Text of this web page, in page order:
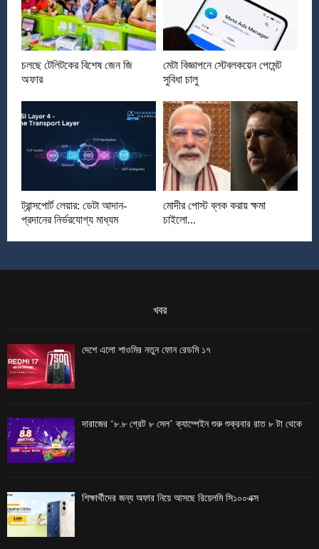
চলছে টেলিটকের বিশেষ জেন জি
অফার
মেটা বিজ্ঞাপনে স্টেবলকয়েন পেমেন্ট
সুবিধা চালু
ট্রান্সপোর্ট লেয়ার: ডেটা আদান-
প্রদানের নির্ভরযোগ্য মাধ্যম
মোদীর পোস্ট ব্লক করায় ক্ষমা
চাইলো...
খবর
দেশে এলো শাওমির নতুন ফোন রেডমি ১৭
দারাজের ‘৮.৮ গ্রেট ৮ সেল’ ক্যাম্পেইন শুরু শুক্রবার রাত ৮ টা থেকে
শিক্ষার্থীদের জন্য অফার নিয়ে আসছে রিয়েলমি সি১০০এক্স